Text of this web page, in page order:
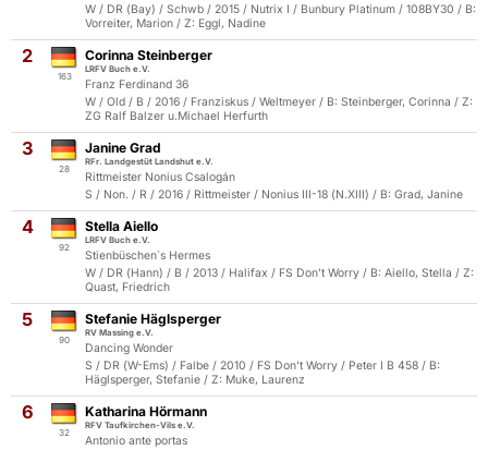
W / DR (Bay) / Schwb / 2015 / Nutrix I / Bunbury Platinum / 108BY30 / B:
Vorreiter, Marion / Z: Eggl, Nadine
2
163
Corinna Steinberger
LRFV Buch e.V.
Franz Ferdinand 36
W / Old / B / 2016 / Franziskus / Weltmeyer / B: Steinberger, Corinna / Z:
ZG Ralf Balzer u.Michael Herfurth
3
28
Janine Grad
RFr. Landgestüt Landshut e.V.
Rittmeister Nonius Csalogán
S / Non. / R / 2016 / Rittmeister / Nonius III-18 (N.XIII) / B: Grad, Janine
4
92
Stella Aiello
LRFV Buch e.V.
Stienbüschen`s Hermes
W / DR (Hann) / B / 2013 / Halifax / FS Don't Worry / B: Aiello, Stella / Z:
Quast, Friedrich
5
90
Stefanie Häglsperger
RV Massing e.V.
Dancing Wonder
S / DR (W-Ems) / Falbe / 2010 / FS Don't Worry / Peter I B 458 / B:
Häglsperger, Stefanie / Z: Muke, Laurenz
6
32
Katharina Hörmann
RFV Taufkirchen-Vils e.V.
Antonio ante portas